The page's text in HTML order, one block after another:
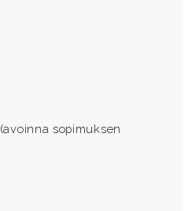
(avoinna sopimuksen